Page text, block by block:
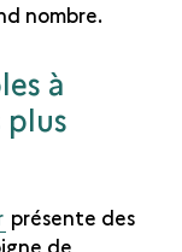
nombre.
à
plus
présente des
de